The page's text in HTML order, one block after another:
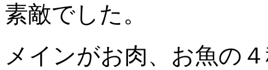
素敵でした。
メインがお肉、お魚の